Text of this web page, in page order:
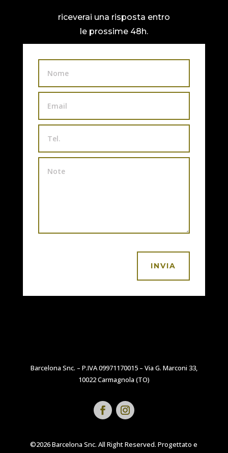
riceverai una risposta entro
le prossime 48h.
INVIA
Barcelona Snc. – P.IVA 09971170015 – Via G. Marconi 33,
10022 Carmagnola (TO)
©2026 Barcelona Snc. All Right Reserved. Progettato e